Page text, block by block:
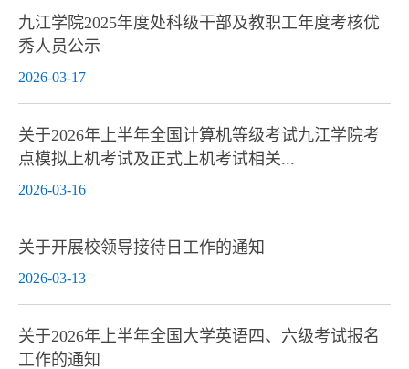
九江学院2025年度处科级干部及教职工年度考核优
秀人员公示
2026-03-17
关于2026年上半年全国计算机等级考试九江学院考
点模拟上机考试及正式上机考试相关...
2026-03-16
关于开展校领导接待日工作的通知
2026-03-13
关于2026年上半年全国大学英语四、六级考试报名
工作的通知